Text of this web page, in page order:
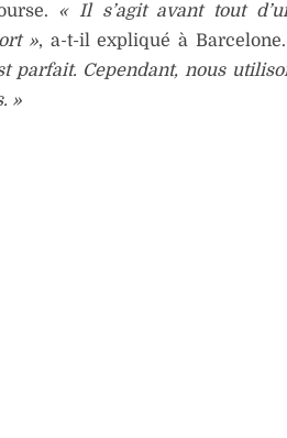
« Il s’agit avant tout
», a-t-il expliqué à Barcelone.
parfait. Cependant, nous
»